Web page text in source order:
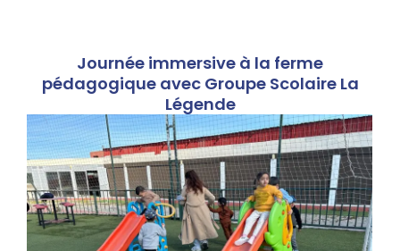
Journée immersive à la ferme
pédagogique avec Groupe Scolaire La
Légende